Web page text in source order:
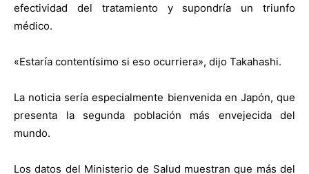
efectividad del tratamiento y supondría un triunfo
médico.
«Estaría contentísimo si eso ocurriera», dijo Takahashi.
La noticia sería especialmente bienvenida en Japón, que
presenta la segunda población más envejecida del
mundo.
Los datos del Ministerio de Salud muestran que más del